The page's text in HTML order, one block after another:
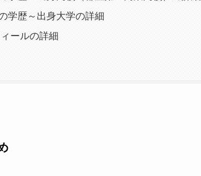
学歴～出身大学の詳細
ールの詳細